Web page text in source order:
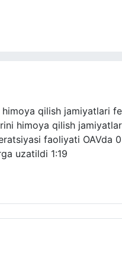
qilish jamiyatlari
himoya qilish
faoliyati OAVda
uzatildi 1:19